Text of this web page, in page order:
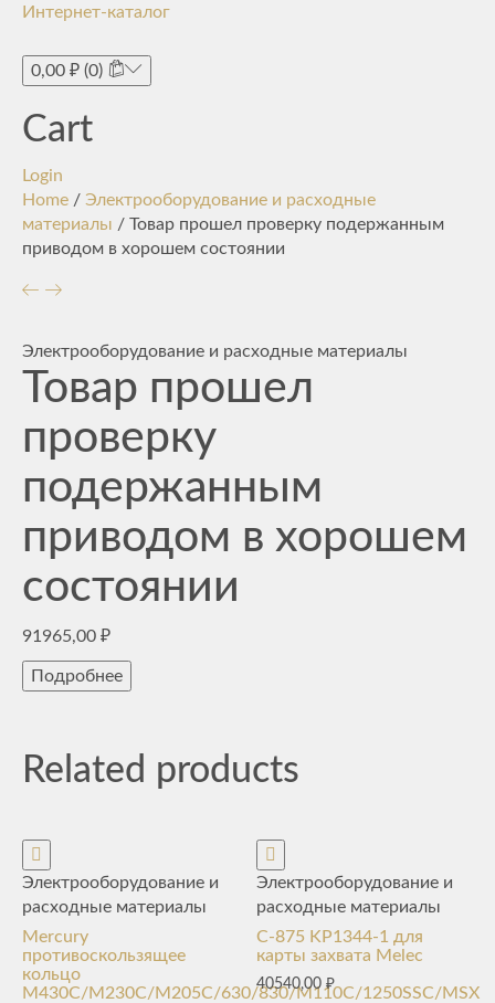
Интернет-каталог
0,00 ₽ (0)
Cart
Login
Home / Электрооборудование и расходные
материалы / Товар прошел проверку подержанным
приводом в хорошем состоянии
Электрооборудование и расходные материалы
Товар прошел
проверку
подержанным
приводом в хорошем
состоянии
91965,00 ₽
Подробнее
Related products
Электрооборудование и
расходные материалы
Mercury
противоскользящее
кольцо
M430C/M230C/M205C/630/830/M110C/1250SSC/MSX
Электрооборудование и
расходные материалы
C-875 KP1344-1 для
карты захвата Melec
40540,00₽